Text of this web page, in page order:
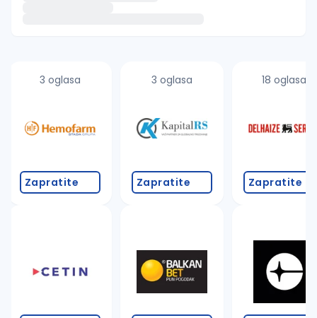
proverite pravopisne greške (koristite č, ć, š, đ,
promenite odabrane filtere pretrage
3 oglasa
Zapratite
3 oglasa
Zapratite
18 oglasa
Zapratite